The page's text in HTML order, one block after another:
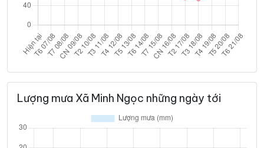
Lượng mưa Xã Minh Ngọc những ngày tới